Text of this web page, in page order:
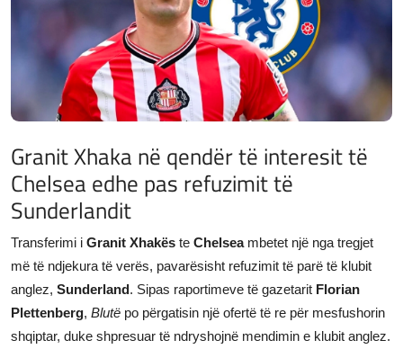
Gallery
Shqip
Granit Xhaka në qendër të interesit të
Chelsea edhe pas refuzimit të
Sunderlandit
Transferimi i Granit Xhakës te Chelseambetet një nga tregjet
më të ndjekura të verës, pavarësisht refuzimit të parë të klubit
anglez, Sunderland. Sipas raportimeve të gazetarit Florian
Plettenberg, Blutë po përgatisin një ofertë të re për mesfushorin
shqiptar, duke shpresuar të ndryshojnë mendimin e klubit anglez.